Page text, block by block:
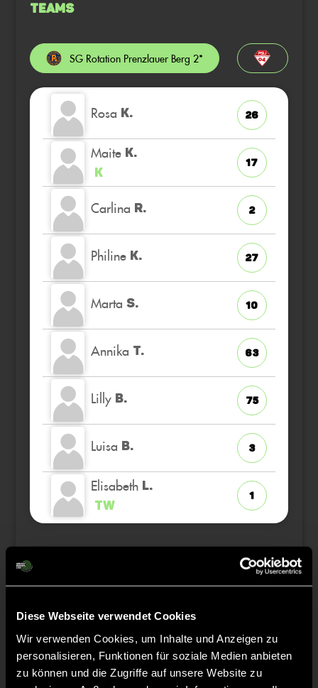
Diese Webseite verwendet Cookies
Wir verwenden Cookies, um Inhalte und Anzeigen zu
personalisieren, Funktionen für soziale Medien anbieten
zu können und die Zugriffe auf unsere Website zu
Teams
SG Rotation Prenzlauer Berg 2*
Rosa K. 26
Maite K.
K
17
Carlina R. 2
Philine K. 27
Marta S. 10
Annika T. 63
Lilly B. 75
Luisa B. 3
Elisabeth L.
TW
1
Christopher
Gaby KUNZE